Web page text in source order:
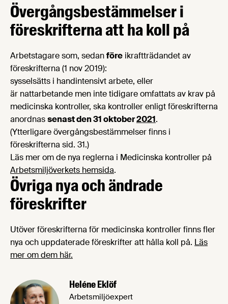
Övergångsbestämmelser i
föreskrifterna att ha koll på
Arbetstagare som, sedanföre ikraftträdandet av
föreskrifterna (1 nov 2019):
sysselsätts i handintensivt arbete, eller
är nattarbetande men inte tidigare omfattats av krav på
medicinska kon­troller, ska kontroller enligt föreskrifterna
anordnassenast den 31 oktober2021.
(Ytterligare övergångsbestämmelser finns i
föreskrifterna sid. 31.)
Läs mer om de nya reglerna i Medicinska kontroller på
Arbetsmiljöverkets hemsida.
Övriga nya och ändrade
föreskrifter
Utöver föreskrifterna för medicinska kontroller finns fler
nya och uppdaterade föreskrifter att hålla koll på. Läs
mer om dem här.
Heléne Eklöf
Arbetsmiljöexpert